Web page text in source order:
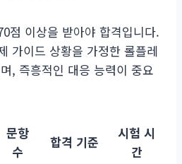
점 이상을 받아야 합격입니다.
가이드 상황을 가정한 롤플레
, 즉흥적인 대응 능력이 중요
문항
수
합격 기준
시험 시
간